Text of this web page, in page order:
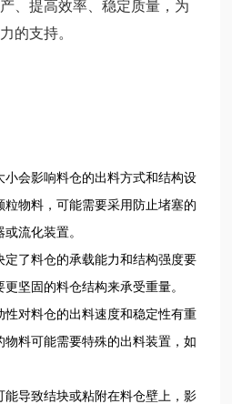
、提高效率、稳定质量，为
的支持。
小会影响料仓的出料方式和结构设
粒物料，可能需要采用防止堵塞的
流化装置。
定了料仓的承载能力和结构强度要
坚固的料仓结构来承受重量。
性对料仓的出料速度和稳定性有重
物料可能需要特殊的出料装置，如
能导致结块或粘附在料仓壁上，影